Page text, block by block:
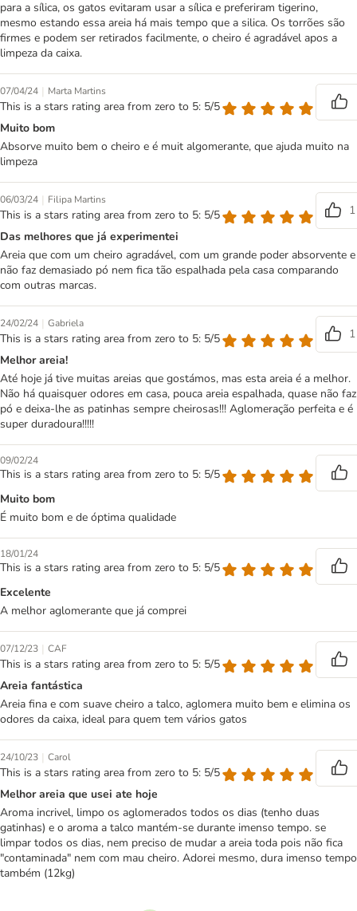
para a sílica, os gatos evitaram usar a sílica e preferiram tigerino,
mesmo estando essa areia há mais tempo que a silica. Os torrões são
firmes e podem ser retirados facilmente, o cheiro é agradável apos a
limpeza da caixa.
07/04/24 | Marta Martins
This is a stars rating area from zero to 5: 5/5
Muito bom
Absorve muito bem o cheiro e é muit algomerante, que ajuda muito na
limpeza
06/03/24 | Filipa Martins
This is a stars rating area from zero to 5: 5/5
1
Das melhores que já experimentei
Areia que com um cheiro agradável, com um grande poder absorvente e
não faz demasiado pó nem fica tão espalhada pela casa comparando
com outras marcas.
24/02/24 | Gabriela
This is a stars rating area from zero to 5: 5/5
1
Melhor areia!
Até hoje já tive muitas areias que gostámos, mas esta areia é a melhor.
Não há quaisquer odores em casa, pouca areia espalhada, quase não faz
pó e deixa-lhe as patinhas sempre cheirosas!!! Aglomeração perfeita e é
super duradoura!!!!!
09/02/24
This is a stars rating area from zero to 5: 5/5
Muito bom
É muito bom e de óptima qualidade
18/01/24
This is a stars rating area from zero to 5: 5/5
Excelente
A melhor aglomerante que já comprei
07/12/23 | CAF
This is a stars rating area from zero to 5: 5/5
Areia fantástica
Areia fina e com suave cheiro a talco, aglomera muito bem e elimina os
odores da caixa, ideal para quem tem vários gatos
24/10/23 | Carol
This is a stars rating area from zero to 5: 5/5
Melhor areia que usei ate hoje
Aroma incrivel, limpo os aglomerados todos os dias (tenho duas
gatinhas) e o aroma a talco mantém-se durante imenso tempo. se
limpar todos os dias, nem preciso de mudar a areia toda pois não fica
"contaminada" nem com mau cheiro. Adorei mesmo, dura imenso tempo
também (12kg)